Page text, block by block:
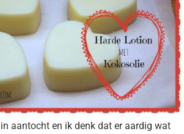
aantocht en ik denk dat er aardig wat